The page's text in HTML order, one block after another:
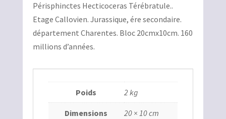
initial
était :
150,00€.
actuel
est :
100,00€.
Périsphinctes Hecticoceras Térébratule..
Etage Callovien. Jurassique, ére secondaire.
département Charentes. Bloc 20cmx10cm. 160
millions d’années.
Poids 2 kg
Dimensions 20 × 10 cm